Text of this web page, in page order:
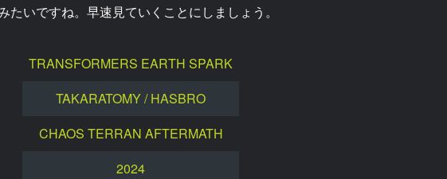
いですね。早速見ていくことにしましょう。
TRANSFORMERS EARTH SPARK
TAKARATOMY / HASBRO
CHAOS TERRAN AFTERMATH
2024